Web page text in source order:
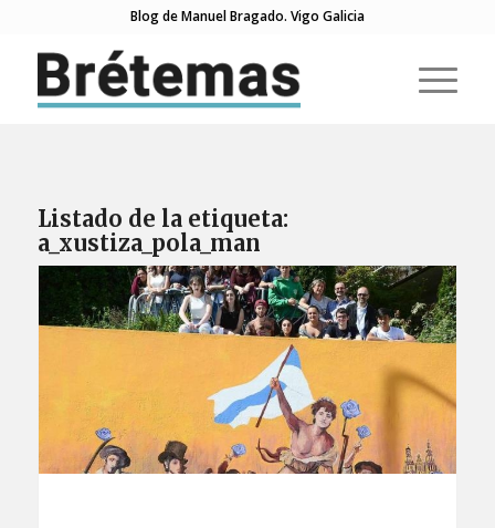
Blog de Manuel Bragado. Vigo Galicia
Listado de la etiqueta:
a_xustiza_pola_man